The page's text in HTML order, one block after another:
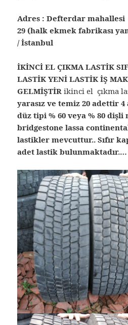
Adres : Defterdar mahallesi
29 (halk ekmek fabrikası
/ İstanbul
İKİNCİ EL ÇIKMA LASTİK
LASTİK YENİ LASTİK İŞ
GELMİŞTİRikinci el çıkma
yarasız ve temiz 20 adettir
düz tipi % 60 veya % 80 dişli
bridgestone lassa
lastikler mevcuttur.. Sıfır
adet lastik bulunmaktadır.…